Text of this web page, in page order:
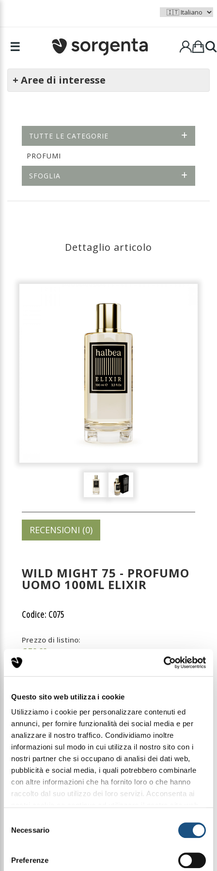
Questo sito web utilizza i cookie
Utilizziamo i cookie per personalizzare contenuti ed
annunci, per fornire funzionalità dei social media e per
analizzare il nostro traffico. Condividiamo inoltre
informazioni sul modo in cui utilizza il nostro sito con i
nostri partner che si occupano di analisi dei dati web,
pubblicità e social media, i quali potrebbero combinarle
con altre informazioni che ha fornito loro o che hanno
raccolto dal suo utilizzo dei loro servizi. Acconsenta ai
delNecessario
Preferenze
☰
+ Aree di interesse
TUTTE LE CATEGORIE
PROFUMI
SFOGLIA
Dettaglio articolo
RECENSIONI (0)
WILD MIGHT 75 - PROFUMO
UOMO 100ML ELIXIR
Codice: C075
Prezzo di listino:
€ 50,00
100Ml Elixir
Halbea Wild Might 75 è l’espressione di una forza
istintiva e controllata, un carisma selvaggio che si
muove con eleganza.
presenza sicura e memorabile.
La composizione si apre con una freschezza